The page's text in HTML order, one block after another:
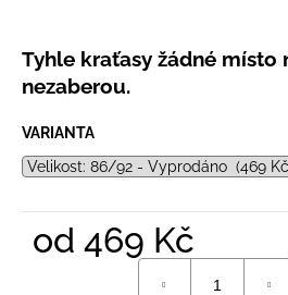
Tyhle kraťasy žádné místo
nezaberou.
VARIANTA
od 469 Kč
395
Kč